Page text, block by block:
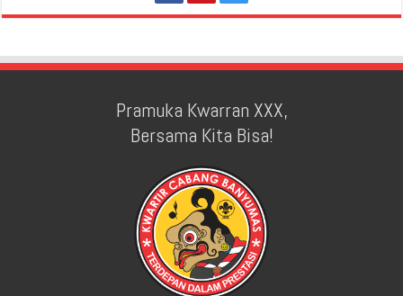
Pramuka Kwarran XXX,
Bersama Kita Bisa!